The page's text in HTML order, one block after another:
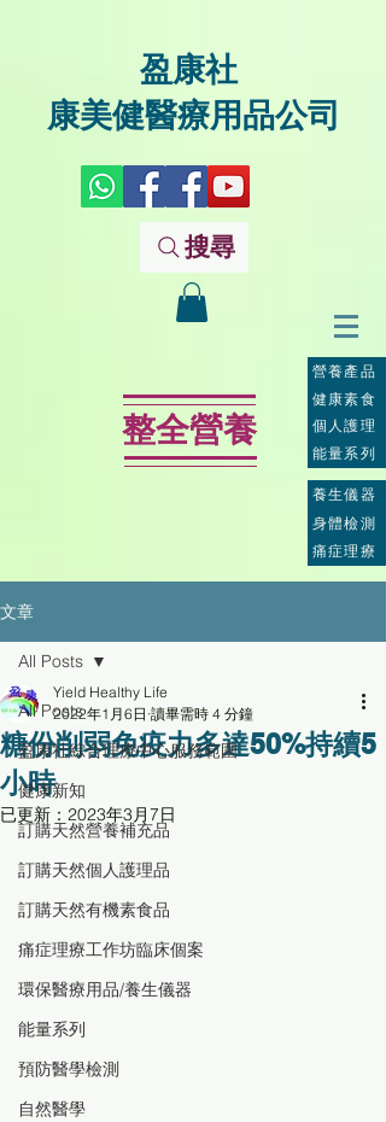
盈康社
康美健醫療用品公司
搜尋
整全營養
營養產品
個人護理
能量系列
健康素食
養生儀器
身體檢測
痛症理療
文章
All Posts
盈康社綜合理療中心服務範圍
健康新知
訂購天然營養補充品
訂購天然個人護理品
訂購天然有機素食品
痛症理療工作坊臨床個案
環保醫療用品/養生儀器
能量系列
預防醫學檢測
自然醫學
All Posts
糖份削弱免疫力多達50%持續5
小時
Yield Healthy Life
2022年1月6日 讀畢需時 4 分鐘
已更新： 2023年3月7日